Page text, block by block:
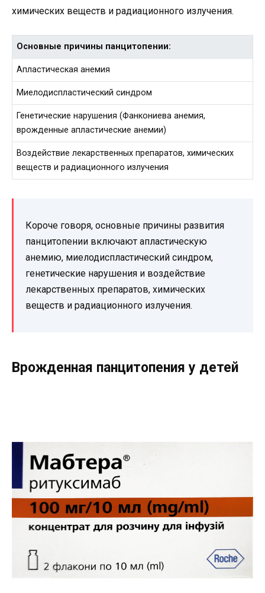
химических веществ и радиационного излучения.
Основные причины панцитопении:
Апластическая анемия
Миелодиспластический синдром
Генетические нарушения (Фанкониева анемия,
врожденные апластические анемии)
Воздействие лекарственных препаратов, химических
веществ и радиационного излучения
Короче говоря, основные причины развития
панцитопении включают апластическую
анемию, миелодиспластический синдром,
генетические нарушения и воздействие
лекарственных препаратов, химических
веществ и радиационного излучения.
Врожденная панцитопения у детей